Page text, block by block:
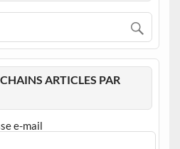
ARTICLES PAR
e-mail